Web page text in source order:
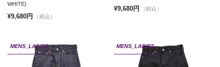
WHITE)
¥9,680円 （税込）
¥9,680円 （税込）
MENS_LADIES MENS_LADIES